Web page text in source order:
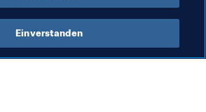
Einverstanden